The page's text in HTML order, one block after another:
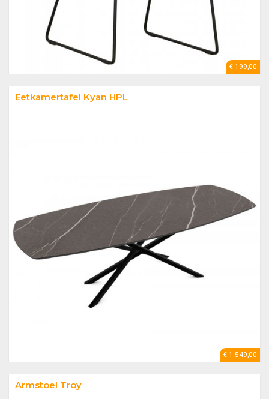
€ 199,00
Eetkamertafel Kyan HPL
€ 1.549,00
Armstoel Troy